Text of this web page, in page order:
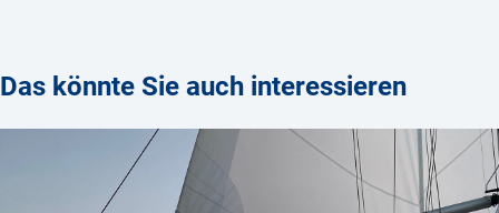
Das könnte Sie auch interessieren